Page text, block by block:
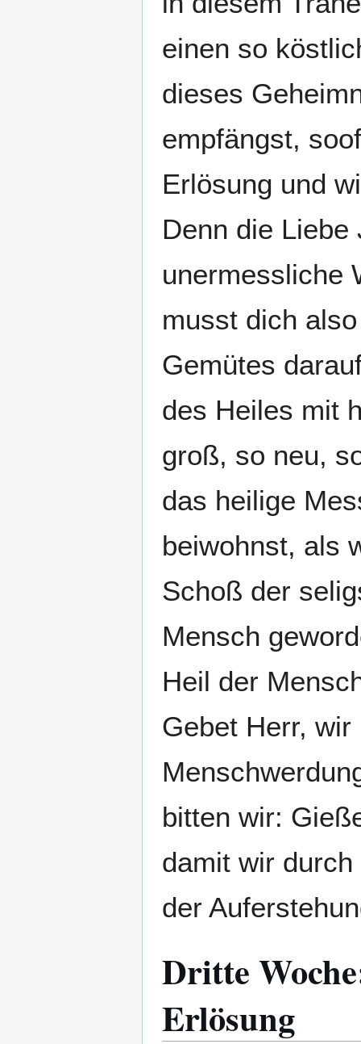
einen so
dieses
empfängst,
Erlösung und
Denn die
unermessliche
musst dich
Gemütes
des Heiles mit
groß, so neu,
das heilige
beiwohnst, als
Schoß der
Mensch
Heil der
Gebet Herr,
bitten wir:
damit wir
der
Dritte
Erlösung